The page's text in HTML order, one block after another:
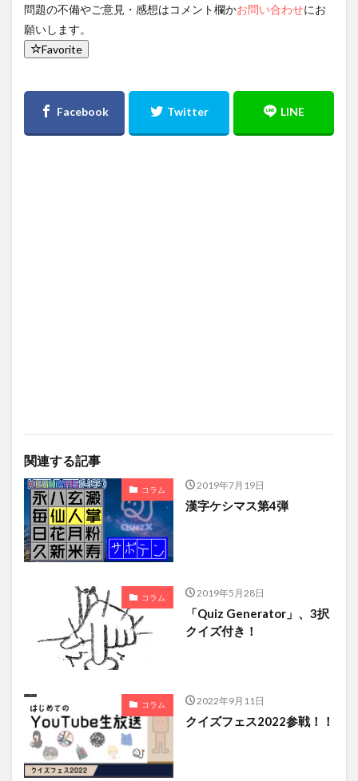
問題の不備やご意見・感想はコメント欄かお問い合わせにお
願いします。
Favorite
関連する記事
コラム 2019年7月19日
漢字ケシマス第4弾
コラム 2019年5月28日
「Quiz Generator」、3択
クイズ付き！
コラム 2022年9月11日
クイズフェス2022参戦！！